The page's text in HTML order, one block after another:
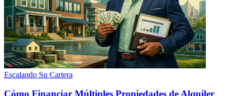
Escalando Su Cartera
Cómo Financiar Múltiples Propiedades de Alquiler